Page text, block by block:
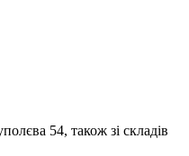
54, також зі складів